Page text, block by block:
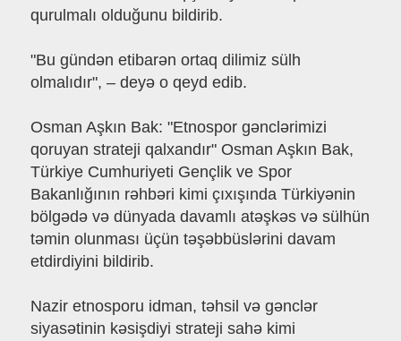
qurulmalı olduğunu bildirib.
"Bu gündən etibarən ortaq dilimiz sülh
olmalıdır", – deyə o qeyd edib.
Osman Aşkın Bak: "Etnospor gənclərimizi
qoruyan strateji qalxandır" Osman Aşkın Bak,
Türkiye Cumhuriyeti Gençlik ve Spor
Bakanlığının rəhbəri kimi çıxışında Türkiyənin
bölgədə və dünyada davamlı atəşkəs və sülhün
təmin olunması üçün təşəbbüslərini davam
etdirdiyini bildirib.
Nazir etnosporu idman, təhsil və gənclər
siyasətinin kəsişdiyi strateji sahə kimi